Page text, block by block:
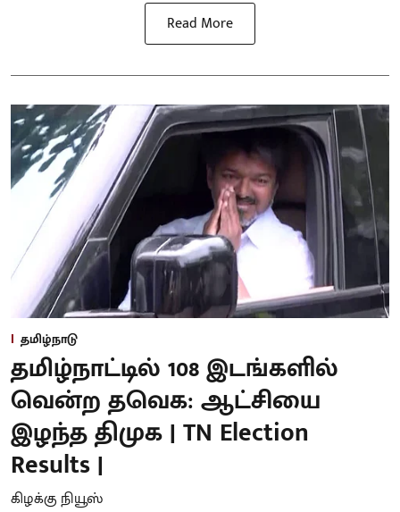
Read More
தமிழ்நாடு
தமிழ்நாட்டில் 108 இடங்களில்
வென்ற தவெக: ஆட்சியை
இழந்த திமுக | TN Election
Results |
கிழக்கு நியூஸ்